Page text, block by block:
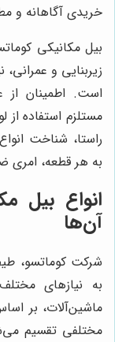
خریدی آگاهانه و
بیل مکانیکی
زیربنایی و
است. اطمینان از
مستلزم استفاده
راستا، شناخت
به هر قطعه، امری
انواع بیل
آن‌ها
شرکت کوماتسو،
به نیازهای
ماشین‌آلات، بر
مختلفی تقسیم